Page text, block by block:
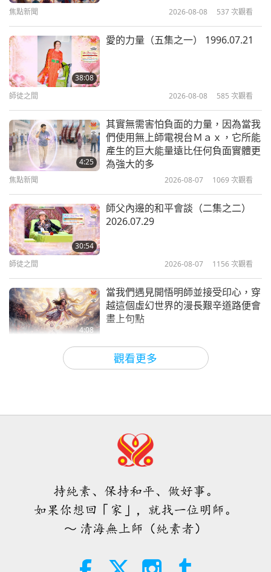
純植物性飲食營養介紹
「我們要點純素餐！」探討全球純素
觀看更多
焦點新聞 2026-08-08 537次觀看
38:08
愛的力量（五集之一） 1996.07.21
師徒之間 2026-08-08 585 次觀看
4:25
其實無需害怕負面的力量，因為當我
們使用無上師電視台Ｍａｘ，它所能
產生的巨大能量遠比任何負面實體更
為強大的多
焦點新聞 2026-08-07 1069 次觀看
30:54
師父內邊的和平會談（二集之二）
2026.07.29
師徒之間 2026-08-07 1156次觀看
4:08
當我們遇見開悟明師並接受印心，穿
越這個虛幻世界的漫長艱辛道路便會
畫上句點
2026-08-06
35:06
21:43
伊斯蘭的水資源道德觀：摘自《聖
智慧之語 2026-08-06 382
世界播下種子（二集之一）
持純素、保持和平、做好事。
如果你想回「家」，就找一位明師。
～ 清海無上師（純素者）